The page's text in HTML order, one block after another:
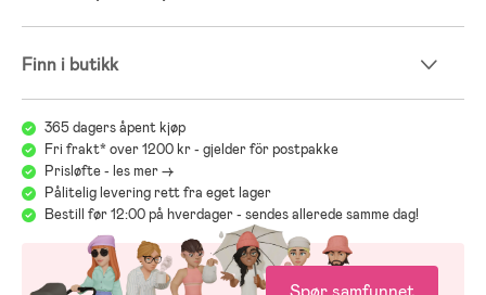
Finn i butikk
365 dagers åpent kjøp
Fri frakt* over 1200 kr - gjelder för postpakke
Prisløfte - les mer ->
Pålitelig levering rett fra eget lager
Bestill før 12:00 på hverdager - sendes allerede samme dag!